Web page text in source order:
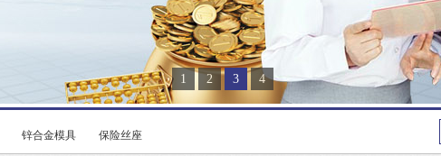
1 2 3 4
锌合金模具 保险丝座